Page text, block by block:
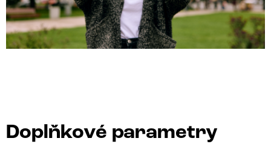
Doplňkové parametry